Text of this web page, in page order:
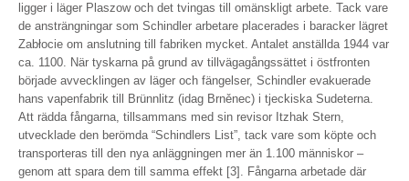
ligger i läger Plaszow och det tvingas till omänskligt arbete. Tack vare
de ansträngningar som Schindler arbetare placerades i baracker lägret
Zabłocie om anslutning till fabriken mycket. Antalet anställda 1944 var
ca. 1100. När tyskarna på grund av tillvägagångssättet i östfronten
började avvecklingen av läger och fängelser, Schindler evakuerade
hans vapenfabrik till Brünnlitz (idag Brněnec) i tjeckiska Sudeterna.
Att rädda fångarna, tillsammans med sin revisor Itzhak Stern,
utvecklade den berömda “Schindlers List”, tack vare som köpte och
transporteras till den nya anläggningen mer än 1.100 människor –
genom att spara dem till samma effekt [3]. Fångarna arbetade där